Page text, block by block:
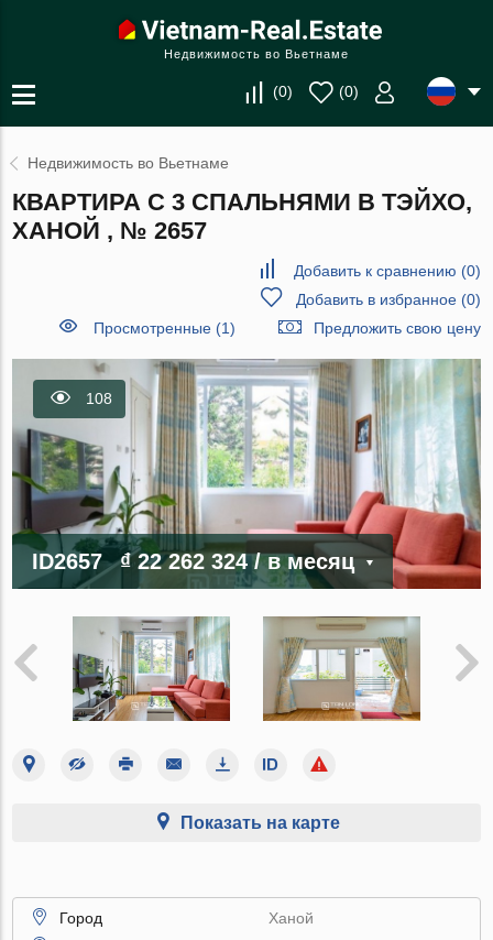
Недвижимость во Вьетнаме
(0) (0)
Недвижимость во Вьетнаме
КВАРТИРА С 3 СПАЛЬНЯМИ В ТЭЙХО,
ХАНОЙ , № 2657
Добавить к сравнению (0)
Добавить в избранное(0)
Просмотренные (1)
Предложить свою цену
108
ID2657 ₫ 22 262 324/ в месяц
Показать на карте
Город
Ханой